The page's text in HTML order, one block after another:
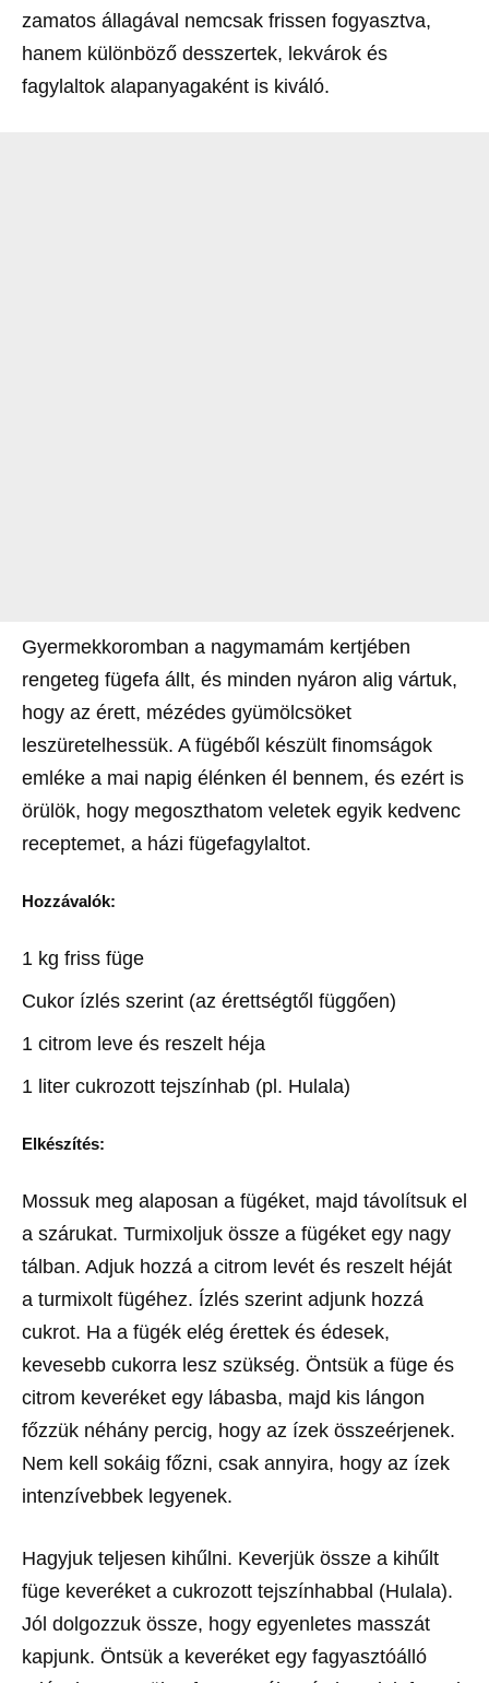
zamatos állagával nemcsak frissen fogyasztva,
hanem különböző desszertek, lekvárok és
fagylaltok alapanyagaként is kiváló.
Gyermekkoromban a nagymamám kertjében
rengeteg fügefa állt, és minden nyáron alig vártuk,
hogy az érett, mézédes gyümölcsöket
leszüretelhessük. A fügéből készült finomságok
emléke a mai napig élénken él bennem, és ezért is
örülök, hogy megoszthatom veletek egyik kedvenc
receptemet, a házi fügefagylaltot.
Hozzávalók:
1 kg friss füge
Cukor ízlés szerint (az érettségtől függően)
1 citrom leve és reszelt héja
1 liter cukrozott tejszínhab (pl. Hulala)
Elkészítés:
Mossuk meg alaposan a fügéket, majd távolítsuk el
a szárukat. Turmixoljuk össze a fügéket egy nagy
tálban. Adjuk hozzá a citrom levét és reszelt héját
a turmixolt fügéhez. Ízlés szerint adjunk hozzá
cukrot. Ha a fügék elég érettek és édesek,
kevesebb cukorra lesz szükség. Öntsük a füge és
citrom keveréket egy lábasba, majd kis lángon
főzzük néhány percig, hogy az ízek összeérjenek.
Nem kell sokáig főzni, csak annyira, hogy az ízek
intenzívebbek legyenek.
Hagyjuk teljesen kihűlni. Keverjük össze a kihűlt
füge keveréket a cukrozott tejszínhabbal (Hulala).
Jól dolgozzuk össze, hogy egyenletes masszát
kapjunk. Öntsük a keveréket egy fagyasztóálló